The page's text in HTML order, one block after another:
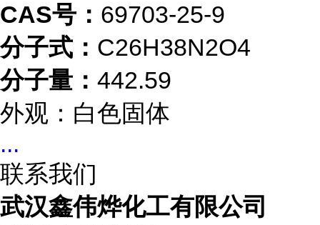
CAS号： 69703-25-9
分子式： C26H38N2O4
分子量： 442.59
外观：白色固体
...
联系我们
武汉鑫伟烨化工有限公司